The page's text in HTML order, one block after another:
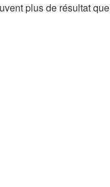
plus de résultat que